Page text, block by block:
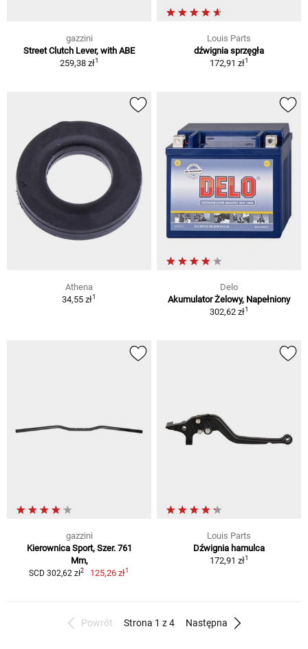
gazzini
Street Clutch Lever, with ABE
259,38 zł1
Louis Parts
dźwignia sprzęgła
172,91 zł1
Athena
34,55 zł1
Delo
Akumulator Żelowy, Napełniony
302,62 zł1
gazzini
Kierownica Sport, Szer. 761
Mm,
SCD 302,62 zł2 125,26 zł1
Louis Parts
Dźwignia hamulca
172,91 zł1
Powrót Strona 1 z 4 Następna